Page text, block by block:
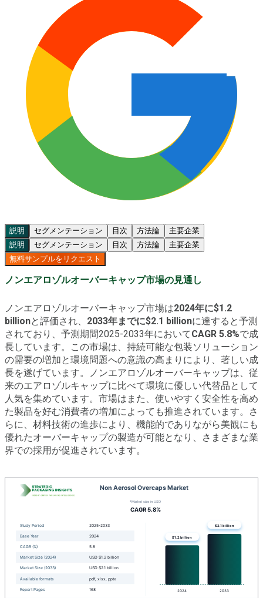
説明 セグメンテーション 目次 方法論
主要企業
説明
セグメンテーション 目次 方法論
主要企業
無料サンプルをリクエスト
ノンエアロゾルオーバーキャップ市場の見通し
ノンエアロゾルオーバーキャップ市場は2024年に$1.2
billionと評価され、 2033年までに$2.1 billionに達すると予測
されており、予測期間2025-2033年においてCAGR 5.8%で成
長しています。この市場は、持続可能な包装ソリューション
の需要の増加と環境問題への意識の高まりにより、著しい成
長を遂げています。ノンエアロゾルオーバーキャップは、従
来のエアロゾルキャップに比べて環境に優しい代替品として
人気を集めています。市場はまた、使いやすく安全性を高め
た製品を好む消費者の増加によっても推進されています。さ
らに、材料技術の進歩により、機能的でありながら美観にも
優れたオーバーキャップの製造が可能となり、さまざまな業
界での採用が促進されています。